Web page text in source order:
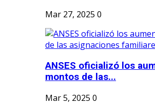
Mar 27, 2025 0
ANSES oficializó los
montos de las...
Mar 5, 2025 0